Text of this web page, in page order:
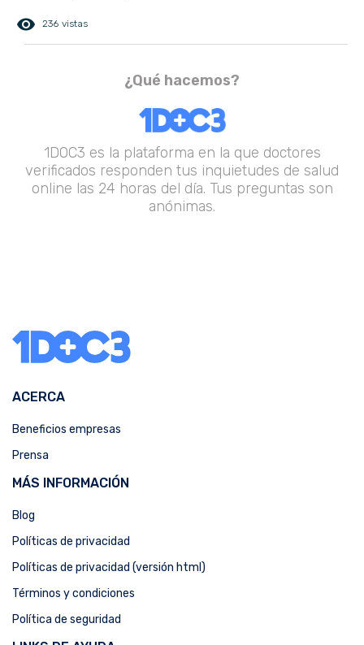
remove_red_eye 236 vistas
¿Qué hacemos?
1DOC3 es la plataforma en la que doctores
verificados responden tus inquietudes de salud
online las 24 horas del día. Tus preguntas son
anónimas.
ACERCA
Beneficios empresas
Prensa
MÁS INFORMACIÓN
Blog
Políticas de privacidad
Políticas de privacidad (versión html)
Términos y condiciones
Política de seguridad